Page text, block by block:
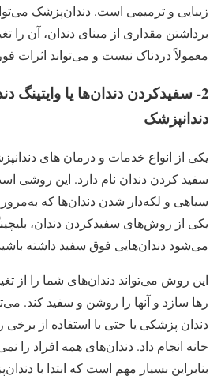
زیبایی و ترمیمی است. دندان‌پزشک
برداشتن مقداری از مینای دندان، آن را
معمولاً دردناک نیست و می‌تواند اثرات
2- سفیدکردن دندان‌ها یا وایتینگ
دندانپزشک
یکی از انواع خدمات و درمان های
سفید کردن دندان نام دارد. این روشی
سیاهی و لکه‌دار شدن دندان‌ها که
یکی از روش‌های سفیدکردن دندان،
می‌شود دندان‌هایی فوق سفید داشته
این روش می‌تواند دندان‌های شما را از
رها سازد و آنها را روشن و سفید کند.
دندان پزشکی یا حتی با استفاده از
خانه انجام داد. دندان‌های همه افراد را
بنابراین بسیار مهم است که ابتدا با